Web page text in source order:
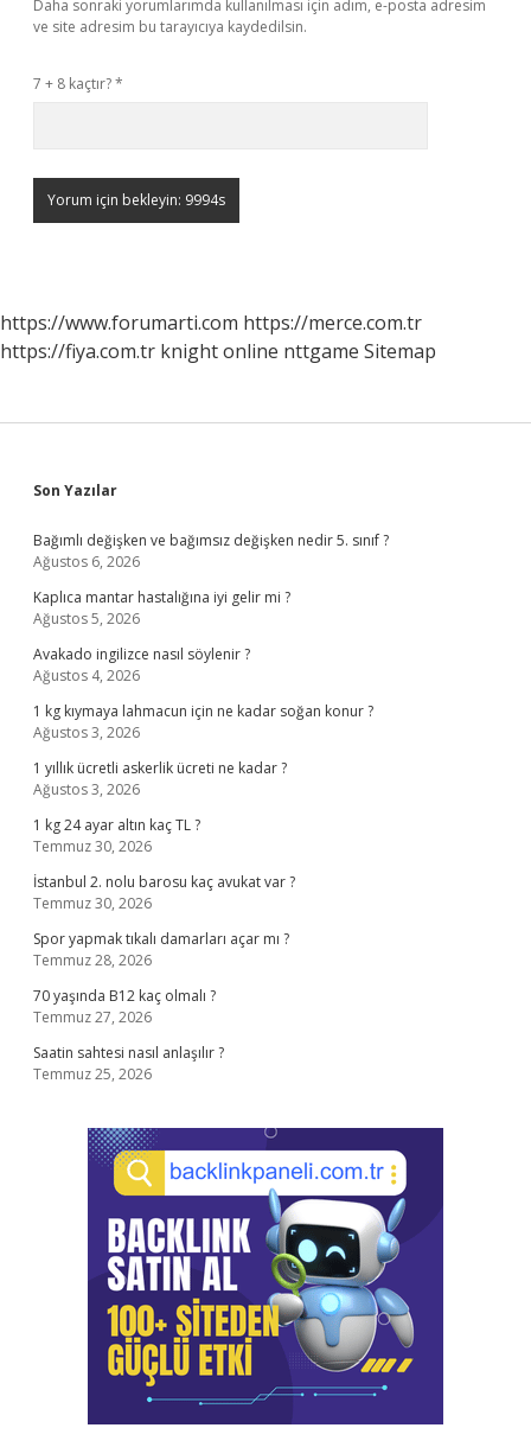
Daha sonraki yorumlarımda kullanılması için adım, e-posta adresim
ve site adresim bu tarayıcıya kaydedilsin.
7 + 8 kaçtır?*
https://www.forumarti.com https://merce.com.tr
https://fiya.com.tr knight online nttgame Sitemap
Sidebar
Son Yazılar
Bağımlı değişken ve bağımsız değişken nedir 5. sınıf ?
Ağustos 6, 2026
Kaplıca mantar hastalığına iyi gelir mi ?
Ağustos 5, 2026
Avakado ingilizce nasıl söylenir ?
Ağustos 4, 2026
1 kg kıymaya lahmacun için ne kadar soğan konur ?
Ağustos 3, 2026
1 yıllık ücretli askerlik ücreti ne kadar ?
Ağustos 3, 2026
1 kg 24 ayar altın kaç TL ?
Temmuz 30, 2026
İstanbul 2. nolu barosu kaç avukat var ?
Temmuz 30, 2026
Spor yapmak tıkalı damarları açar mı ?
Temmuz 28, 2026
70 yaşında B12 kaç olmalı ?
Temmuz 27, 2026
Saatin sahtesi nasıl anlaşılır ?
Temmuz 25, 2026